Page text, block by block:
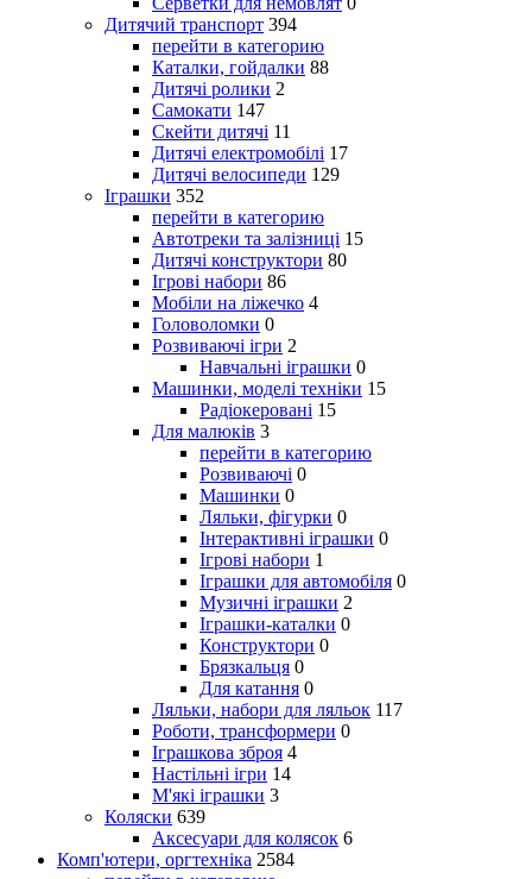
Дитячий транспорт 394
перейти в категорию
Каталки, гойдалки 88
Дитячі ролики 2
Самокати 147
Скейти дитячі 11
Дитячі електромобілі 17
Дитячі велосипеди 129
Іграшки 352
перейти в категорию
Автотреки та залізниці 15
Дитячі конструктори 80
Ігрові набори 86
Мобіли на ліжечко 4
Головоломки 0
Розвиваючі ігри 2
Навчальні іграшки 0
Машинки, моделі техніки 15
Радіокеровані 15
Для малюків 3
перейти в категорию
Розвиваючі 0
Машинки 0
Ляльки, фігурки 0
Інтерактивні іграшки 0
Ігрові набори 1
Іграшки для автомобіля 0
Музичні іграшки 2
Іграшки-каталки 0
Конструктори 0
Брязкальця 0
Для катання 0
Ляльки, набори для ляльок 117
Роботи, трансформери 0
Іграшкова зброя 4
Настільні ігри 14
М'які іграшки 3
Коляски 639
Аксесуари для колясок 6
Комп'ютери, оргтехніка 2584